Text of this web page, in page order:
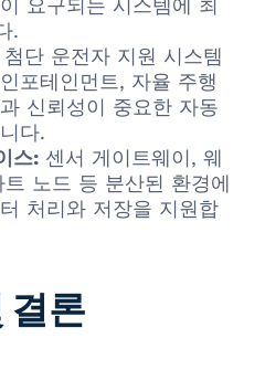
요구되는 시스템에 최
.
첨단 운전자 지원 시스템
포테인먼트, 자율 주행
신뢰성이 중요한 자동
다.
스: 센서 게이트웨이, 웨
노드 등 분산된 환경에
처리와 저장을 지원합
결론